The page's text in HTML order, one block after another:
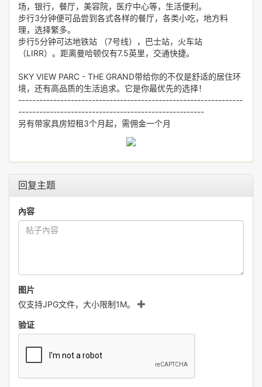
场，银行，餐厅，美容院，医疗中心等，生活便利。
步行3分钟便可品尝到各式各样的餐厅，各类小吃，地方料
理，选择繁多。
步行5分钟可达地铁站 （7号线），巴士站，火车站
（LIRR）。距离曼哈顿仅有7.5英里，交通快捷。
SKY VIEW PARC - THE GRAND带给你的不仅是舒适的居住环
境，还有高品质的生活追求。它是你最优先的选择！
----------------------------------------------------------------
-----------------------------------------------------
另有带家具房短租3个月起，需佣金一个月
回复主题
內容
图片
仅支持JPG文件，大小限制1M。
验证